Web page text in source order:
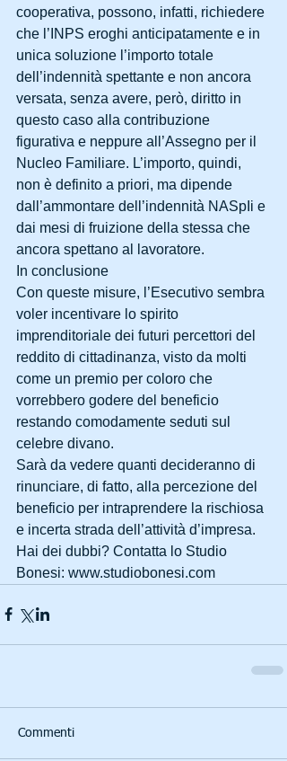
cooperativa, possono, infatti, richiedere
che l’INPS eroghi anticipatamente e in
unica soluzione l’importo totale
dell’indennità spettante e non ancora
versata, senza avere, però, diritto in
questo caso alla contribuzione
figurativa e neppure all’Assegno per il
Nucleo Familiare. L’importo, quindi,
non è definito a priori, ma dipende
dall’ammontare dell’indennità NASpIi e
dai mesi di fruizione della stessa che
ancora spettano al lavoratore.
In conclusione
Con queste misure, l’Esecutivo sembra
voler incentivare lo spirito
imprenditoriale dei futuri percettori del
reddito di cittadinanza, visto da molti
come un premio per coloro che
vorrebbero godere del beneficio
restando comodamente seduti sul
celebre divano.
Sarà da vedere quanti decideranno di
rinunciare, di fatto, alla percezione del
beneficio per intraprendere la rischiosa
e incerta strada dell’attività d’impresa.
Hai dei dubbi? Contatta lo Studio
Bonesi: www.studiobonesi.com
Commenti